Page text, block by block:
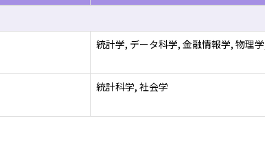
統計学, データ科学, 金融情報学, 物理
統計科学, 社会学